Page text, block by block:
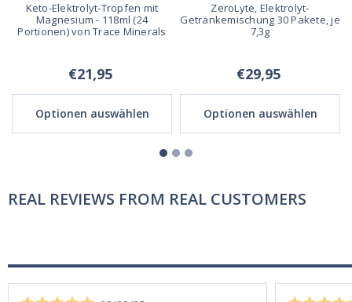
Keto-Elektrolyt-Tropfen mit
Magnesium - 118ml (24
Portionen) von Trace Minerals
€21,95
Optionen auswählen
ZeroLyte, Elektrolyt-
Getränkemischung 30 Pakete, je
7,3g
€29,95
Optionen auswählen
REAL REVIEWS FROM REAL CUSTOMERS